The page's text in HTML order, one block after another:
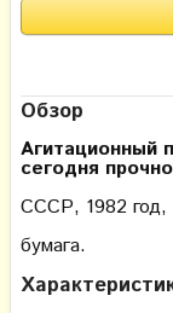
Обзор
Агитационный
сегодня
СССР, 1982 год,
бумага.